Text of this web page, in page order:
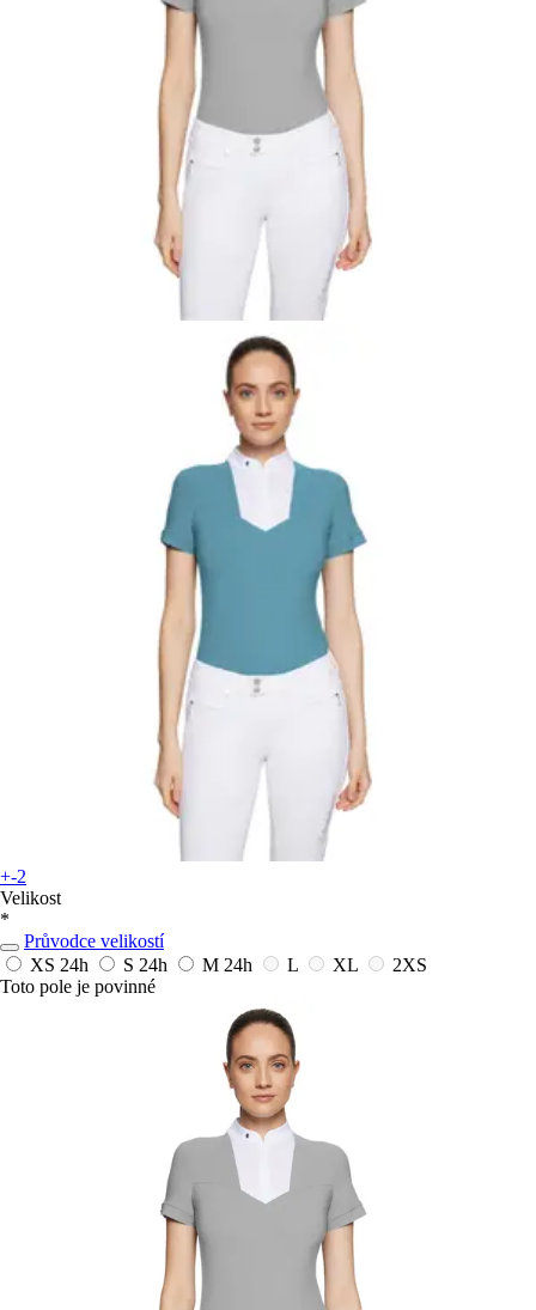
+-2
Velikost
*
Průvodce velikostí
XS 24h S 24h M 24h L XL
2XS
Toto pole je povinné